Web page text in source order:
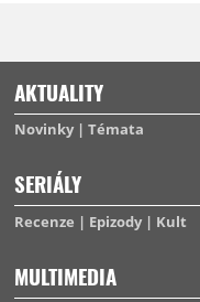
AKTUALITY
Novinky Témata
SERIÁLY
Recenze Epizody Kult
MULTIMEDIA